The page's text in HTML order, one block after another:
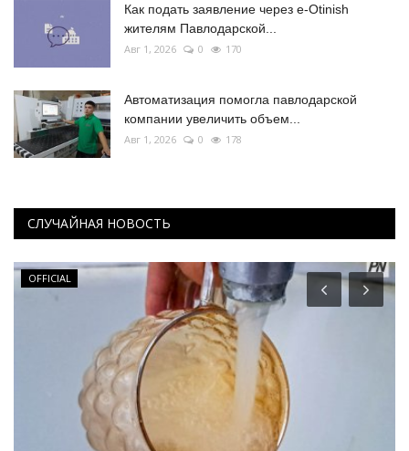
Как подать заявление через e-Otinish
жителям Павлодарской...
Авг 1, 2026 0 170
Автоматизация помогла павлодарской
компании увеличить объем...
Авг 1, 2026 0 178
СЛУЧАЙНАЯ НОВОСТЬ
OFFICIAL